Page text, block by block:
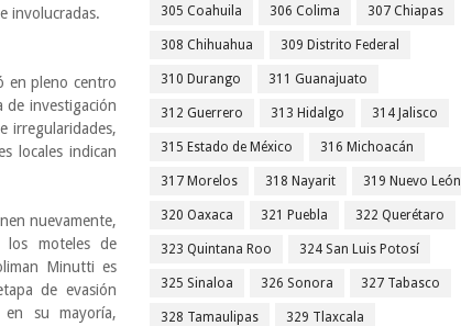
involucradas.
en pleno centro
de investigación
irregularidades,
locales indican
nuevamente,
los moteles de
Minutti es
de evasión
su mayoría,
305 Coahuila 306 Colima 307 Chiapas
308 Chihuahua 309 Distrito Federal
310 Durango 311 Guanajuato
312 Guerrero 313 Hidalgo 314 Jalisco
315 Estado de México 316 Michoacán
317 Morelos 318 Nayarit 319 Nuevo León
320 Oaxaca 321 Puebla 322 Querétaro
323 Quintana Roo 324 San Luis Potosí
325 Sinaloa 326 Sonora 327 Tabasco
328 Tamaulipas 329 Tlaxcala